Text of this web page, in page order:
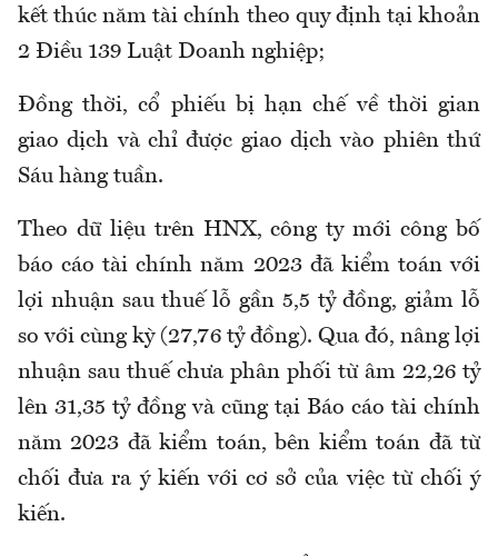
kết thúc năm tài chính theo quy định tại khoản
2 Điều 139 Luật Doanh nghiệp;
Đồng thời, cổ phiếu bị hạn chế về thời gian
giao dịch và chỉ được giao dịch vào phiên thứ
Sáu hàng tuần.
Theo dữ liệu trên HNX, công ty mới công bố
báo cáo tài chính năm 2023 đã kiểm toán với
lợi nhuận sau thuế lỗ gần 5,5 tỷ đồng, giảm lỗ
so với cùng kỳ (27,76 tỷ đồng). Qua đó, nâng lợi
nhuận sau thuế chưa phân phối từ âm 22,26 tỷ
lên 31,35 tỷ đồng và cũng tại Báo cáo tài chính
năm 2023 đã kiểm toán, bên kiểm toán đã từ
chối đưa ra ý kiến với cơ sở của việc từ chối ý
kiến.